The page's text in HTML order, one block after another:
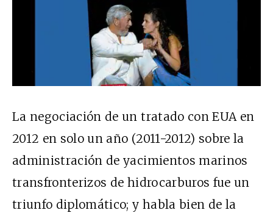
La negociación de un tratado con EUA en
2012 en solo un año (2011-2012) sobre la
administración de yacimientos marinos
transfronterizos de hidrocarburos fue un
triunfo diplomático; y habla bien de la